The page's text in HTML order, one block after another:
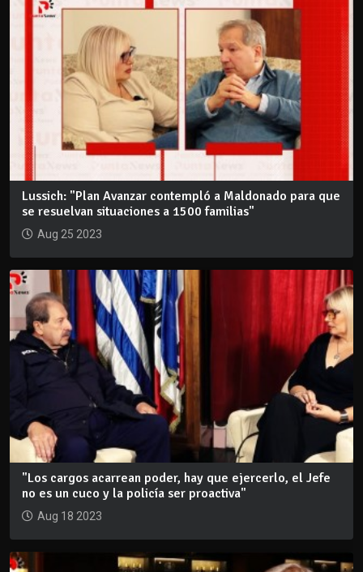
Lussich: "Plan Avanzar contempló a Maldonado para que
se resuelvan situaciones a 1500 familias"
Aug 25 2023
"Los cargos acarrean poder, hay que ejercerlo, el Jefe
no es un cuco y la policía ser proactiva"
Aug 18 2023